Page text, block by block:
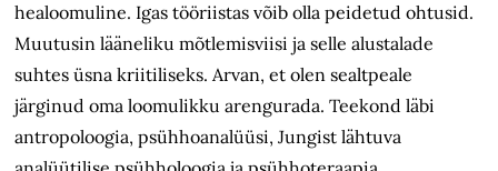
healoomuline. Igas tööriistas võib olla peidetud ohtusid.
Muutusin lääneliku mõtlemisviisi ja selle alustalade
suhtes üsna kriitiliseks. Arvan, et olen sealtpeale
järginud oma loomulikku arengurada. Teekond läbi
antropoloogia, psühhoanalüüsi, Jungist lähtuva